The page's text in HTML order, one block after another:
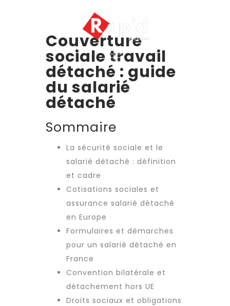
Couverture
sociale travail
détaché : guide
du salarié
détaché
Sommaire
La sécurité sociale et le
salarié détaché : définition
et cadre
Cotisations sociales et
assurance salarié détaché
en Europe
Formulaires et démarches
pour un salarié détaché en
France
Convention bilatérale et
détachement hors UE
Droits sociaux et obligations